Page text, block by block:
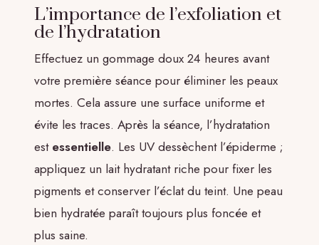
L’importance de l’exfoliation et
de l’hydratation
Effectuez un gommage doux 24 heures avant
votre première séance pour éliminer les peaux
mortes. Cela assure une surface uniforme et
évite les traces. Après la séance, l’hydratation
est essentielle. Les UV dessèchent l’épiderme ;
appliquez un lait hydratant riche pour fixer les
pigments et conserver l’éclat du teint. Une peau
bien hydratée paraît toujours plus foncée et
plus saine.